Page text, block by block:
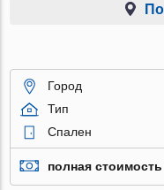
Город
Тип
Спален
полная стоимость